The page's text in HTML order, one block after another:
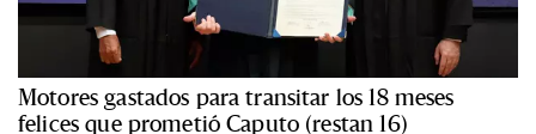
Motores gastados para transitar los 18 meses
felices que prometió Caputo (restan 16)